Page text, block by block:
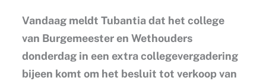
Vandaag meldt Tubantia dat het college
van Burgemeester en Wethouders
donderdag in een extra collegevergadering
bijeen komt om het besluit tot verkoop van